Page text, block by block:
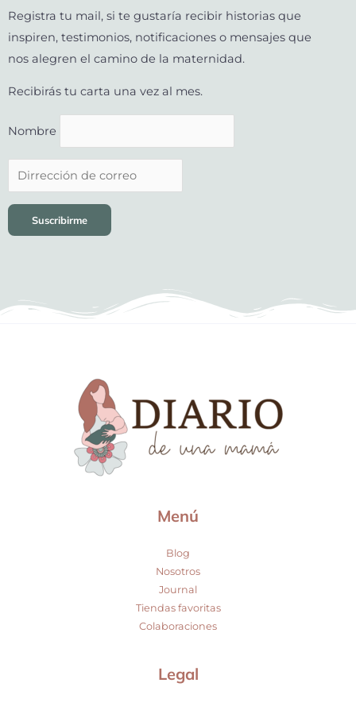
Registra tu mail, si te gustaría recibir historias que
inspiren, testimonios, notificaciones o mensajes que
nos alegren el camino de la maternidad.
Recibirás tu carta una vez al mes.
Nombre
Menú
Blog
Nosotros
Journal
Tiendas favoritas
Colaboraciones
Legal